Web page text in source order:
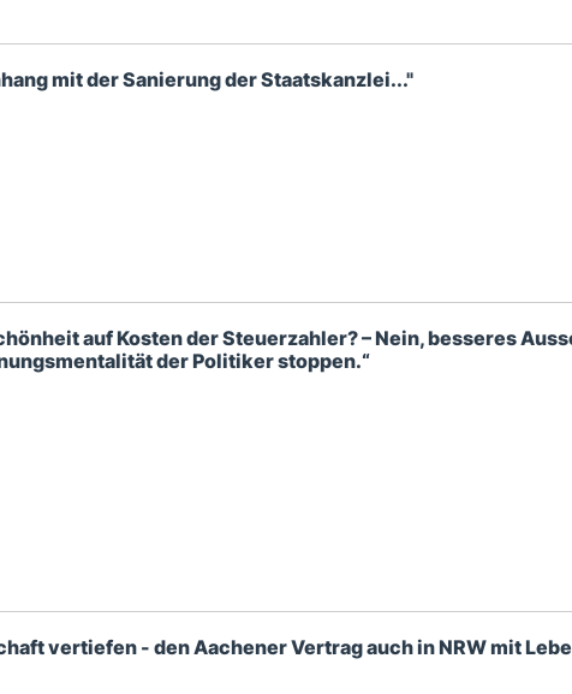
mit der Sanierung der Staatskanzlei..."
auf Kosten der Steuerzahler? – Nein, besseres
der Politiker stoppen.“
vertiefen - den Aachener Vertrag auch in NRW mit